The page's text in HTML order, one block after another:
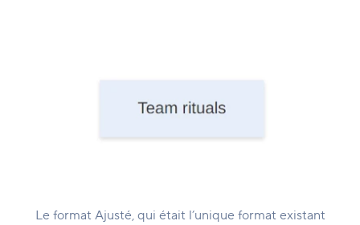
Le format Ajusté, qui était l’unique format existant